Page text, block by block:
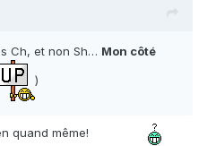
Ch, et non Sh… Mon côté
)
quand même!